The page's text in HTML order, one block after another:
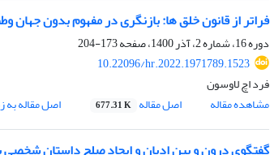
فراتر از قانون خلق ها: بازنگری در مفهوم بدون جهان
دوره 16، شماره 2، آذر 1400، صفحه
173-204
10.22096/hr.2022.1971789.1523
فرد اچ لاوسون
مشاهده مقاله
اصل مقاله 677.31 K اصل مقاله به